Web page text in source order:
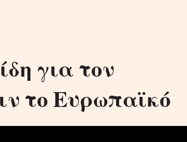
για τον
το Ευρωπαϊκό